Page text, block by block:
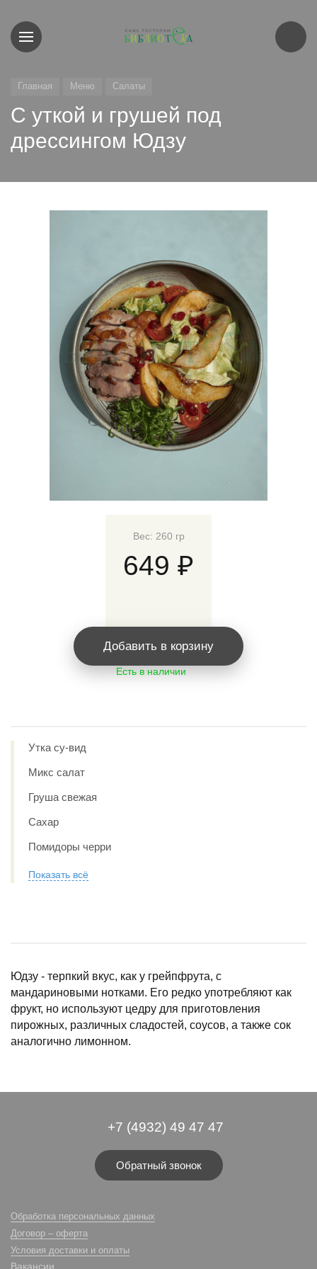
Главная Меню Салаты
С уткой и грушей под
дрессингом Юдзу
Есть в наличии
Вес: 260 гр
649 ₽
Добавить в корзину
Утка су-вид
Микс салат
Груша свежая
Сахар
Помидоры черри
Показать всё
Юдзу - терпкий вкус, как у грейпфрута, с
мандариновыми нотками. Его редко употребляют как
фрукт, но используют цедру для приготовления
пирожных, различных сладостей, соусов, а также сок
аналогично лимонном.
+7 (4932) 49 47 47
Обратный звонок
Обработка персональных данных
Договор – оферта
Условия доставки и оплаты
Вакансии